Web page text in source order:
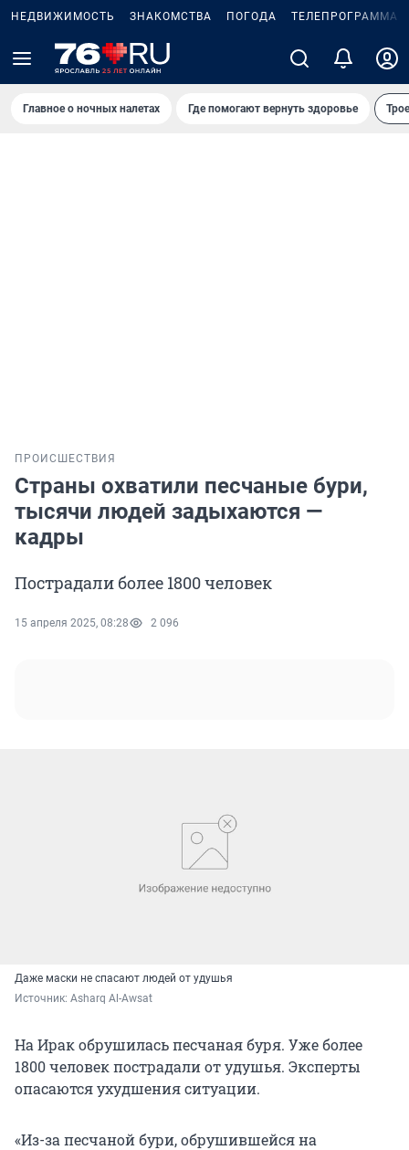
НЕДВИЖИМОСТЬ ЗНАКОМСТВА ПОГОДА ТЕЛЕПРОГРАММА
Главное о ночных налетах Где помогают вернуть здоровье
ПРОИСШЕСТВИЯ
Страны охватили песчаные бури,
тысячи людей задыхаются —
кадры
Пострадали более 1800 человек
15 апреля 2025, 08:28 2 096
Даже маски не спасают людей от удушья
Источник: Asharq Al-Awsat
На Ирак обрушилась песчаная буря. Уже более
1800 человек пострадали от удушья. Эксперты
опасаются ухудшения ситуации.
«Из-за песчаной бури, обрушившейся на